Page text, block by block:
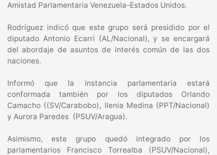
Amistad Parlamentaria Venezuela-Estados Unidos.
Rodríguez indicó que este grupo será presidido por el
diputado Antonio Ecarri (AL/Nacional), y se encargará
del abordaje de asuntos de interés común de las dos
naciones.
Informó que la instancia parlamentaria estará
conformada también por los diputados Orlando
Camacho ((SV/Carabobo), Ilenia Medina (PPT/Nacional)
y Aurora Paredes (PSUV/Aragua).
Asimismo, este grupo quedó integrado por los
parlamentarios Francisco Torrealba (PSUV/Nacional),